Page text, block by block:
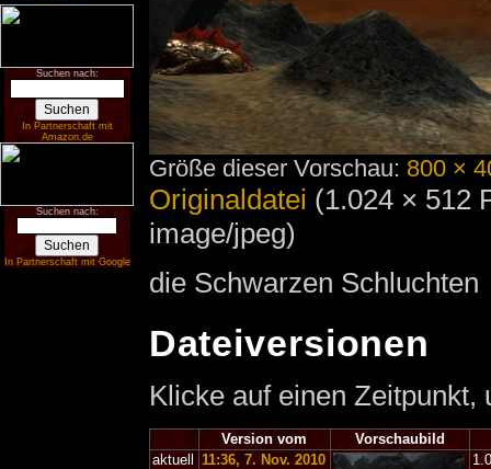
Suchen nach:
In Partnerschaft mit
Amazon.de
Suchen nach:
In Partnerschaft mit Google
Größe dieser Vorschau: 800 ×
Originaldatei (1.024 × 512
image/jpeg)
die Schwarzen Schluchten
Dateiversionen
Klicke auf einen
Version vom
Vorschaubild
aktuell
11:36, 7. Nov. 2010